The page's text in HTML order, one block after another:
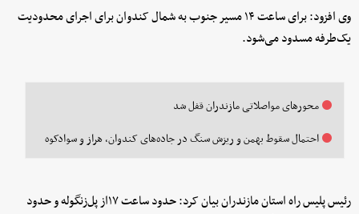
وی افزود: برای ساعت‌ ۱۴ مسیر جنوب به شمال کندوان برای اجرای محدودیت
یک‌طرفه مسدود می‌شود.
محورهای مواصلاتی مازندران قفل شد
احتمال سقوط بهمن و ریزش سنگ در ‌جاده‌های کندوان، هراز و سوادکوه
رئیس پلیس راه استان مازندران بیان کرد: حدود ساعت ۱۷از پل‌زنگوله و حدود